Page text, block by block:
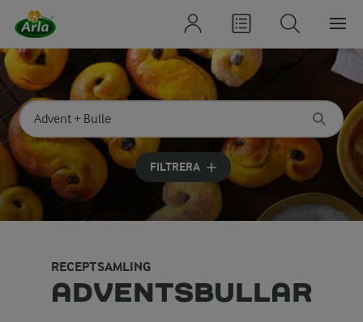
Sök på kategori eller ingrediens
Skriv in sökord för att få förslag
FILTRERA
RECEPTSAMLING
ADVENTSBULLAR